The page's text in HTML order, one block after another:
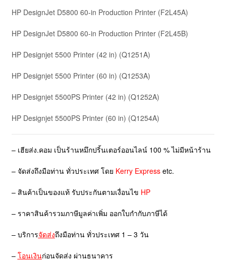
HP DesignJet D5800 60-in Production Printer (F2L45A)
HP DesignJet D5800 60-in Production Printer (F2L45B)
HP Designjet 5500 Printer (42 in) (Q1251A)
HP Designjet 5500 Printer (60 in) (Q1253A)
HP Designjet 5500PS Printer (42 in) (Q1252A)
HP Designjet 5500PS Printer (60 in) (Q1254A)
– เฮียส่ง.คอม เป็นร้านหมึกปริ้นเตอร์ออนไลน์ 100 % ไม่มีหน้าร้าน
– จัดส่งถึงมือท่าน ทั่วประเทศ โดย Kerry Expressetc.
– สินค้าเป็นของแท้ รับประกันตามเงื่อนไข HP
– ราคาสินค้ารวมภาษีมูลค่าเพิ่ม ออกใบกำกับภาษีได้
– บริการจัดส่งถึงมือท่าน ทั่วประเทศ 1 – 3 วัน
– โอนเงินก่อนจัดส่ง ผ่านธนาคาร